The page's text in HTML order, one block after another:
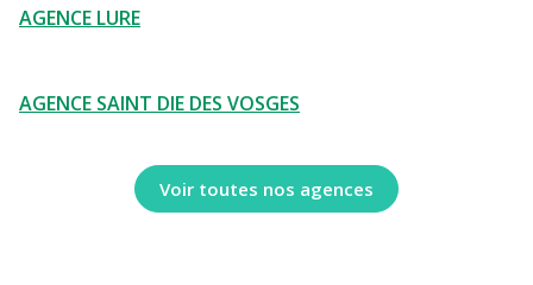
AGENCE LURE
AGENCE SAINT DIE DES VOSGES
Voir toutes nos agences